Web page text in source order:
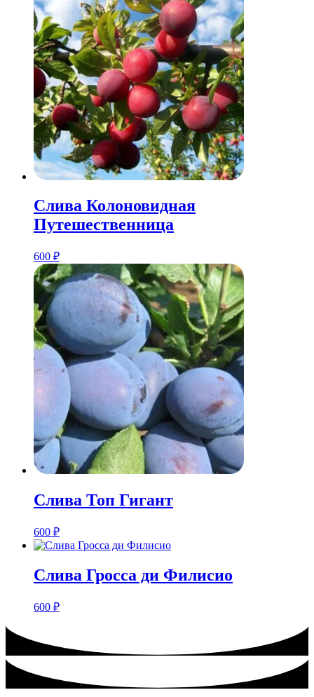
Слива Колоновидная
Путешественница
600 ₽
Слива Топ Гигант
600 ₽
Слива Гросса ди Филисио
600 ₽